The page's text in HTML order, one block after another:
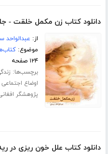
دانلود کتاب زن مکمل خلقت -
از: عبدالواحد
موضوع:
۱۲۴ صفحه
برچسب‌ها:
اوضاع اجتماعی
پژوهشگر
دانلود کتاب علل خون ریزی در